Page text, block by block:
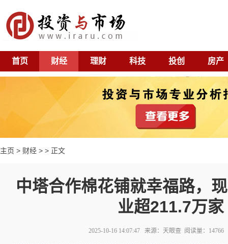
首页 财经 理财 科技 投创 房产
主页 > 财经 > > 正文
中塔合作棉花铺就幸福路，
业超211.7万家
2025-10-16 14:07:47 来源：天眼查 阅读量：